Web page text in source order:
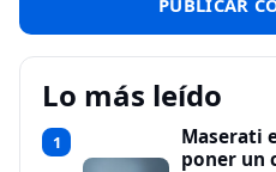
Lo más leído
1
Maserati
poner un